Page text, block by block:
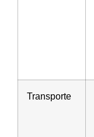
Transporte